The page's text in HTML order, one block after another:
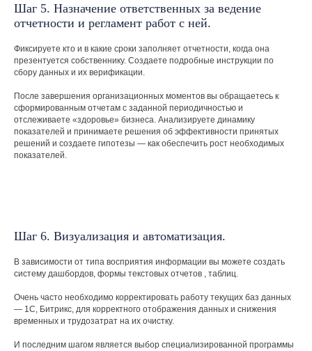
Шаг 5. Назначение ответственных за ведение
отчетности и регламент работ с ней.
Фиксируете кто и в какие сроки заполняет отчетности, когда она
презентуется собственнику. Создаете подробные инструкции по
сбору данных и их верификации.
После завершения организационных моментов вы обращаетесь к
сформированным отчетам с заданной периодичностью и
отслеживаете «здоровье» бизнеса. Анализируете динамику
показателей и принимаете решения об эффективности принятых
решений и создаете гипотезы — как обеспечить рост необходимых
показателей.
Шаг 6. Визуализация и автоматизация.
В зависимости от типа восприятия информации вы можете создать
систему дашбордов, формы текстовых отчетов , таблиц.
Очень часто необходимо корректировать работу текущих баз данных
— 1С, Битрикс, для корректного отображения данных и снижения
временных и трудозатрат на их очистку.
И последним шагом является выбор специализированной программы
fin.dire@yandex.ru
Политика конфиденциальности
Спецпредложения
О компании